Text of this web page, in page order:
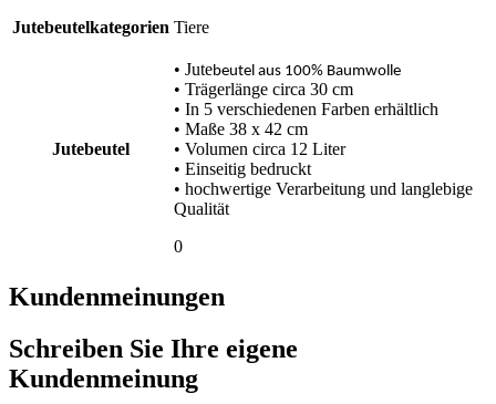
Jutebeutelkategorien Tiere
Jutebeutel
• Jutebeutel aus 100% Baumwolle
• Trägerlänge circa 30 cm
• In 5 verschiedenen Farben erhältlich
• Maße 38 x 42 cm
• Volumen circa 12 Liter
• Einseitig bedruckt
• hochwertige Verarbeitung und langlebige
Qualität
0
Kundenmeinungen
Schreiben Sie Ihre eigene
Kundenmeinung